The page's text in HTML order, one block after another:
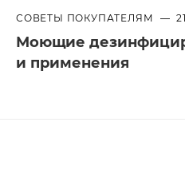
СОВЕТЫ ПОКУПАТЕЛЯМ —
Моющие
и применения